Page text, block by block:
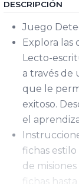
DESCRIPCIÓN
Juego
Explora las
Lecto-
a través de
que le
exitoso.
el
fichas
de
fichas